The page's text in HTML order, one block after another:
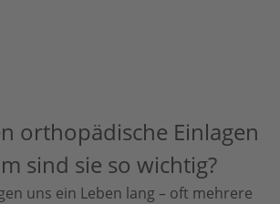
orthopädische Einlagen
sind sie so wichtig?
uns ein Leben lang – oft mehrere